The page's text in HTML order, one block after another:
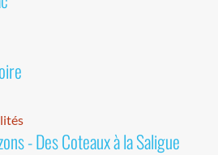
- Des Coteaux à la Saligue